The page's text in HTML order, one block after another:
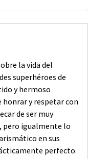
la vida del
superhéroes de
y hermoso
honrar y respetar con
de ser muy
pero igualmente lo
en sus
perfecto.